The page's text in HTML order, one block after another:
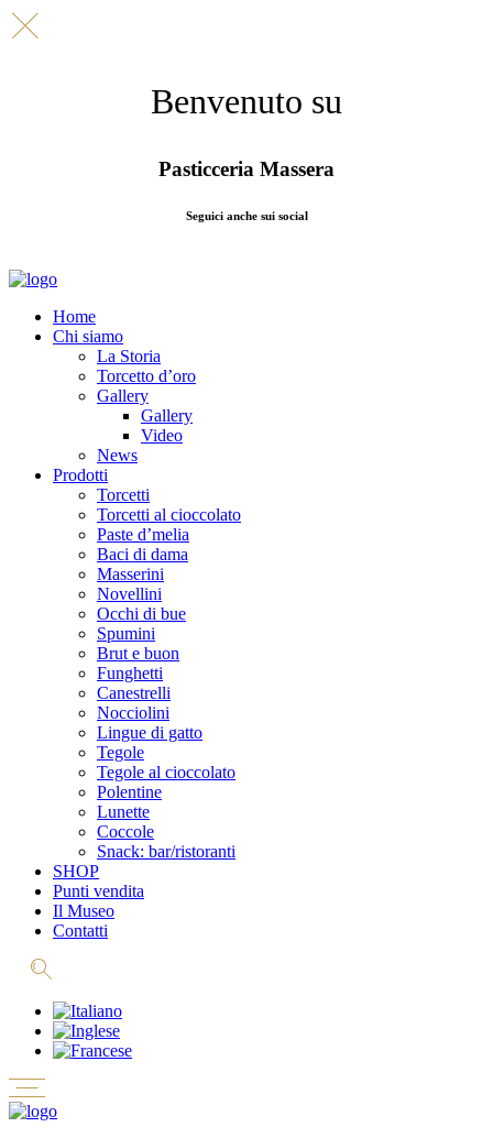
Benvenuto su
Pasticceria Massera
Seguici anche sui social
Home
Chi siamo
La Storia
Torcetto d’oro
Gallery
Gallery
Video
News
Prodotti
Torcetti
Torcetti al cioccolato
Paste d’melia
Baci di dama
Masserini
Novellini
Occhi di bue
Spumini
Brut e buon
Funghetti
Canestrelli
Nocciolini
Lingue di gatto
Tegole
Tegole al cioccolato
Polentine
Lunette
Coccole
Snack: bar/ristoranti
SHOP
Punti vendita
Il Museo
Contatti